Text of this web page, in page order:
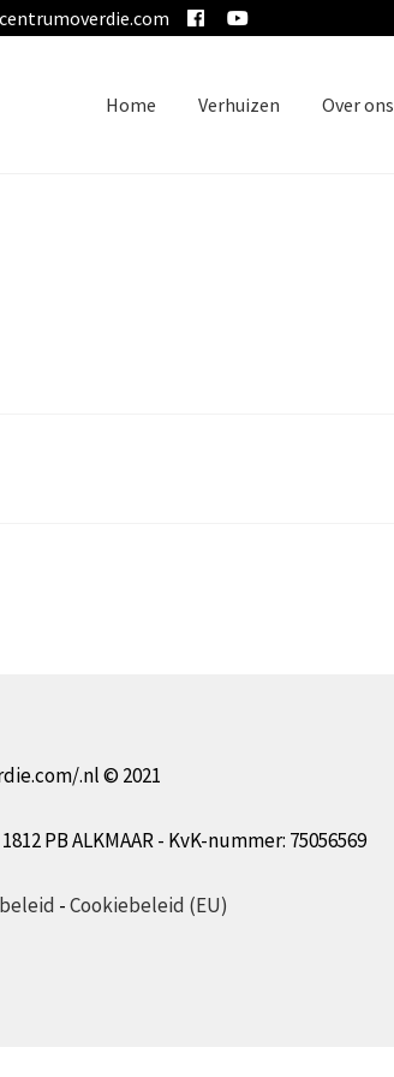
Home Verhuizen Over ons
.nl © 2021
PB ALKMAAR - KvK-nummer: 75056569
-Cookiebeleid (EU)